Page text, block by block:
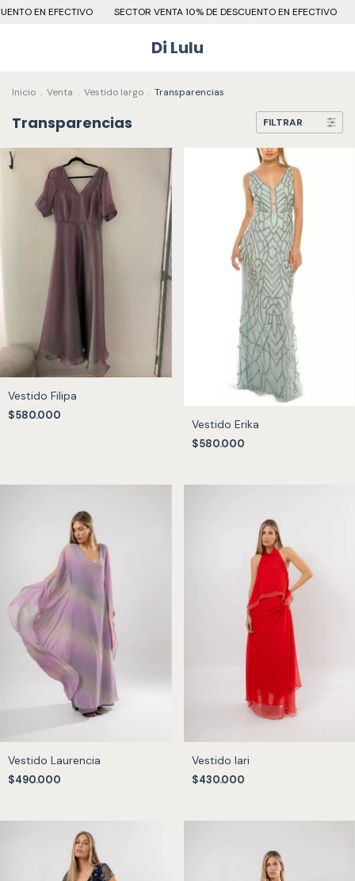
SECTOR VENTA 10% DE DESCUENTO EN EFECTIVO SECTOR
Di Lulu
Inicio . Venta . Vestido largo . Transparencias
Transparencias FILTRAR
Vestido Filipa
$580.000
Vestido Erika
$580.000
Vestido Laurencia
$490.000
Vestido lari
$430.000